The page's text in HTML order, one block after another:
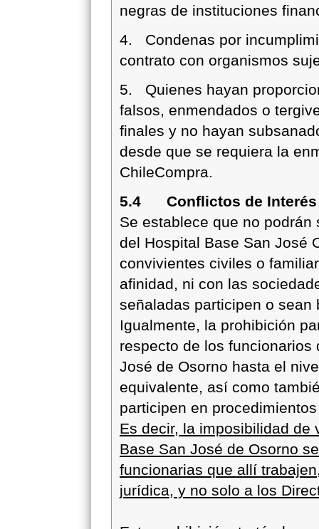
negras de instituciones
4. Condenas por
contrato con organismos
5. Quienes hayan
falsos, enmendados o
finales y no hayan
desde que se requiera la
ChileCompra.
5.4 Conflictos de Interés
Se establece que no
del Hospital Base San José
convivientes civiles o
afinidad, ni con las
señaladas participen o sean
Igualmente, la prohibición
respecto de los
José de Osorno hasta el
equivalente, así como
participen en
Es decir, la imposibilidad de
Base San José de Osorno
funcionarias que allí
jurídica, y no solo a los